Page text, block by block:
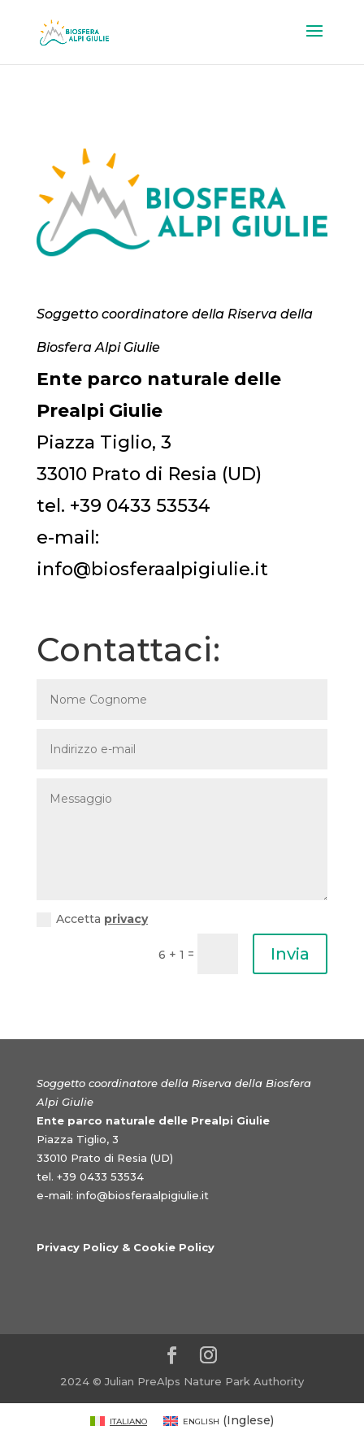
Soggetto coordinatore della Riserva della
Biosfera Alpi Giulie
Ente parco naturale delle
Prealpi Giulie
Piazza Tiglio, 3
33010 Prato di Resia (UD)
tel. +39 0433 53534
e-mail:
info@biosferaalpigiulie.it
Contattaci:
Accetta privacy
6 + 1 = Invia
Soggetto coordinatore della Riserva della Biosfera
Alpi Giulie
Ente parco naturale delle Prealpi Giulie
Piazza Tiglio, 3
33010 Prato di Resia (UD)
tel. +39 0433 53534
e-mail: info@biosferaalpigiulie.it
Privacy Policy & Cookie Policy
2024 © Julian PreAlps Nature Park Authority
Italiano English (Inglese)